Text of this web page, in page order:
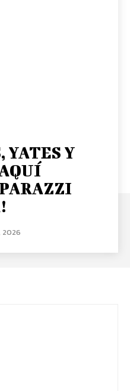
YATES Y
2026